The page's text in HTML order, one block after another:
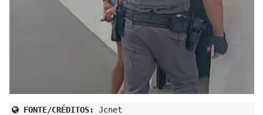
FONTE/CRÉDITOS: Jcnet